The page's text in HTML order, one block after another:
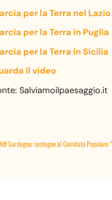
per la Terra nel Lazio
per la Terra in Puglia
per la Terra in Sicilia
il video
Salviamoilpaesaggio.it
Sardegna: sostegno al Comitato Popolare